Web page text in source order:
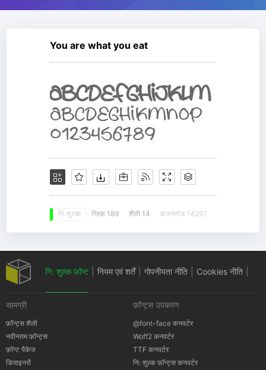
You are what you eat
नि: शुल्क ग्लिफ़ 189 शैली 14 डाउनलोड 14297
नि: शुल्क फ़ॉन्ट नियम एवं शर्तें गोपनीयता नीति Cookies नीति
सामग्री
फ़ॉन्ट्स शैली
नवीनतम फ़ॉन्ट्स
फ़ॉन्ट पैकेज
डिजाइनरों
फ़ॉन्ट्स उपकरण
@font-face कनवर्टर
Woff2 कनवर्टर
TTF कनवर्टर
नि: शुल्क फ़ॉन्ट्स कनवर्टर